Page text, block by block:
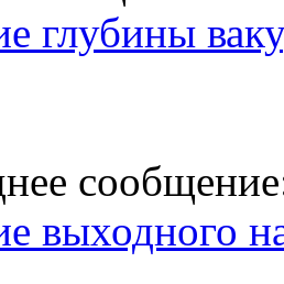
глубины
выходного